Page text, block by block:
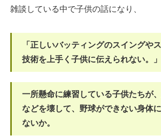
雑談している中で子供の話になり、
「正しいバッティングのスイングや
技術を上手く子供に伝えられない。」
一所懸命に練習している子供たちが
などを壊して、野球ができない身体
ないか。